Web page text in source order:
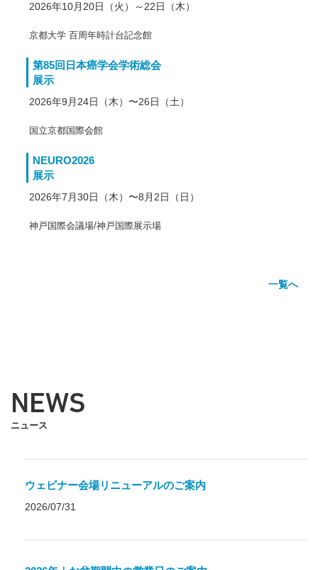
2026年10月20日（火）～22日（木）
京都大学 百周年時計台記念館
第85回日本癌学会学術総会
展示
2026年9月24日（木）〜26日（土）
国立京都国際会館
NEURO2026
展示
2026年7月30日（木）〜8月2日（日）
神戸国際会議場/神戸国際展示場
一覧へ
NEWS
ニュース
ウェビナー会場リニューアルのご案内
2026/07/31